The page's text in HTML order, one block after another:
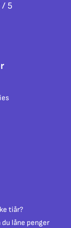
/ 5
tiår?
låne penger